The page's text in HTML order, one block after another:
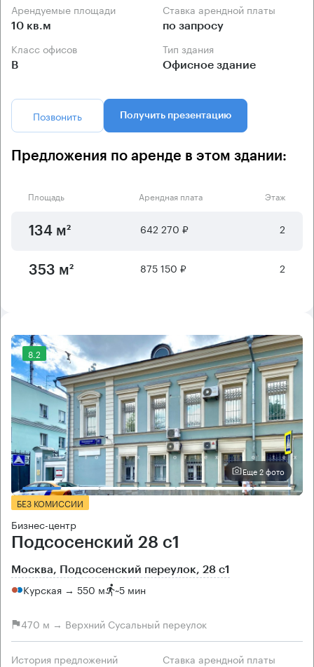
Арендуемые площади
10 кв.м
Ставка арендной платы
по запросу
Класс офисов
B
Тип здания
Офисное здание
Позвонить Получить презентацию
Предложения по аренде в этом здании:
Площадь Арендная плата Этаж
134 м² 642 270 ₽ 2
353 м² 875 150 ₽ 2
8.2
Еще 2 фото
БЕЗ КОМИССИИ
Бизнес-центр
Подсосенский 28 с1
Москва, Подсосенский переулок, 28 с1
Курская → 550 м ~5 мин
470 м → Верхний Сусальный переулок
История предложений Ставка арендной платы